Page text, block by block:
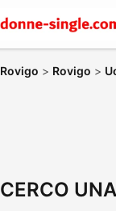
Rovigo > Rovigo >
CERCO